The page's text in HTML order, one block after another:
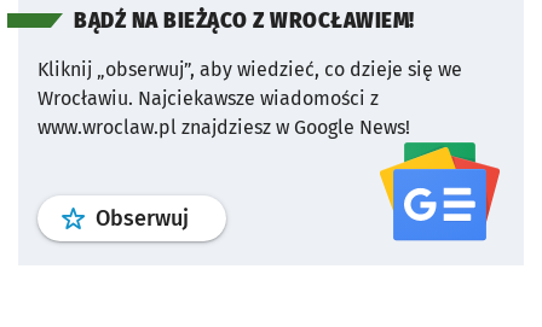
BĄDŹ NA BIEŻĄCO Z WROCŁAWIEM!
Kliknij „obserwuj”, aby wiedzieć, co dzieje się we
Wrocławiu. Najciekawsze wiadomości z
www.wroclaw.pl znajdziesz w Google News!
Obserwuj profil serwisu